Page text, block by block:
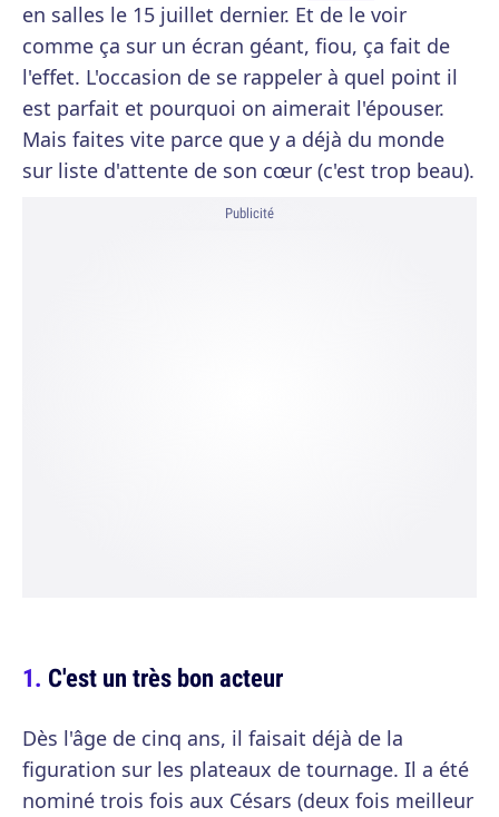
en salles le 15 juillet dernier. Et de le voir
comme ça sur un écran géant, fiou, ça fait de
l'effet. L'occasion de se rappeler à quel point il
est parfait et pourquoi on aimerait l'épouser.
Mais faites vite parce que y a déjà du monde
sur liste d'attente de son cœur (c'est trop beau).
Publicité
C'est un très bon acteur
Dès l'âge de cinq ans, il faisait déjà de la
figuration sur les plateaux de tournage. Il a été
nominé trois fois aux Césars (deux fois meilleur